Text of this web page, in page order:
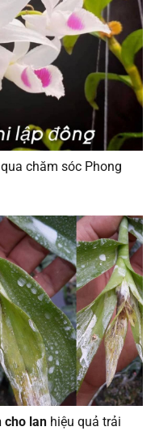
chăm sóc Phong
cho lan hiệu quả trải